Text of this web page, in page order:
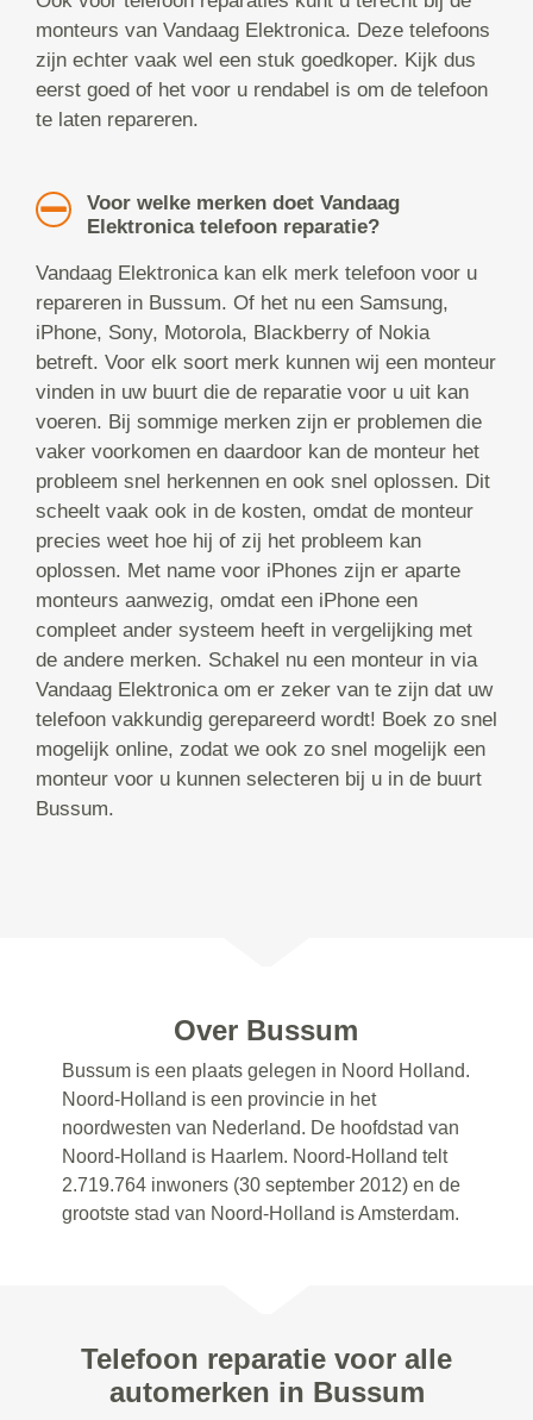
monteurs van Vandaag Elektronica. Deze telefoons
zijn echter vaak wel een stuk goedkoper. Kijk dus
eerst goed of het voor u rendabel is om de telefoon
te laten repareren.
Voor welke merken doet Vandaag
Elektronica telefoon reparatie?
Vandaag Elektronica kan elk merk telefoon voor u
repareren in Bussum. Of het nu een Samsung,
iPhone, Sony, Motorola, Blackberry of Nokia
betreft. Voor elk soort merk kunnen wij een monteur
vinden in uw buurt die de reparatie voor u uit kan
voeren. Bij sommige merken zijn er problemen die
vaker voorkomen en daardoor kan de monteur het
probleem snel herkennen en ook snel oplossen. Dit
scheelt vaak ook in de kosten, omdat de monteur
precies weet hoe hij of zij het probleem kan
oplossen. Met name voor iPhones zijn er aparte
monteurs aanwezig, omdat een iPhone een
compleet ander systeem heeft in vergelijking met
de andere merken. Schakel nu een monteur in via
Vandaag Elektronica om er zeker van te zijn dat uw
telefoon vakkundig gerepareerd wordt! Boek zo snel
mogelijk online, zodat we ook zo snel mogelijk een
monteur voor u kunnen selecteren bij u in de buurt
Bussum.
Over Bussum
Bussum is een plaats gelegen in Noord Holland.
Noord-Holland is een provincie in het
noordwesten van Nederland. De hoofdstad van
Noord-Holland is Haarlem. Noord-Holland telt
2.719.764 inwoners (30 september 2012) en de
grootste stad van Noord-Holland is Amsterdam.
Telefoon reparatie voor alle
automerken in Bussum